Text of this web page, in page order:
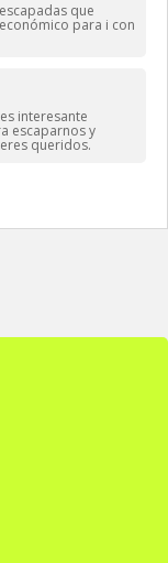
que
para i con
interesante
queridos.